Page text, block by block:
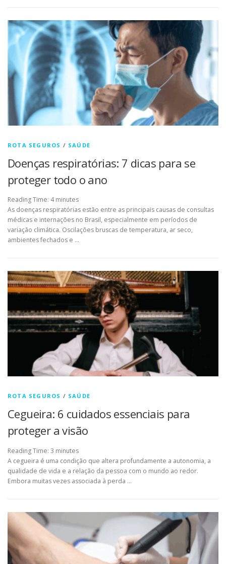
ROTA SEGUROS / SAÚDE
Doenças respiratórias: 7 dicas para se
proteger todo o ano
Reading Time: 4 minutes
As doenças respiratórias estão entre as principais causas de consultas
médicas e internações no Brasil, especialmente em períodos de
variação climática. Oscilações bruscas de temperatura, ar seco,
ambientes fechados e …
ROTA SEGUROS / SAÚDE
Cegueira: 6 cuidados essenciais para
proteger a visão
Reading Time: 3 minutes
A cegueira é uma condição que altera profundamente a autonomia, a
qualidade de vida e a relação da pessoa com o mundo ao redor.
Embora muitas vezes associada à perda …